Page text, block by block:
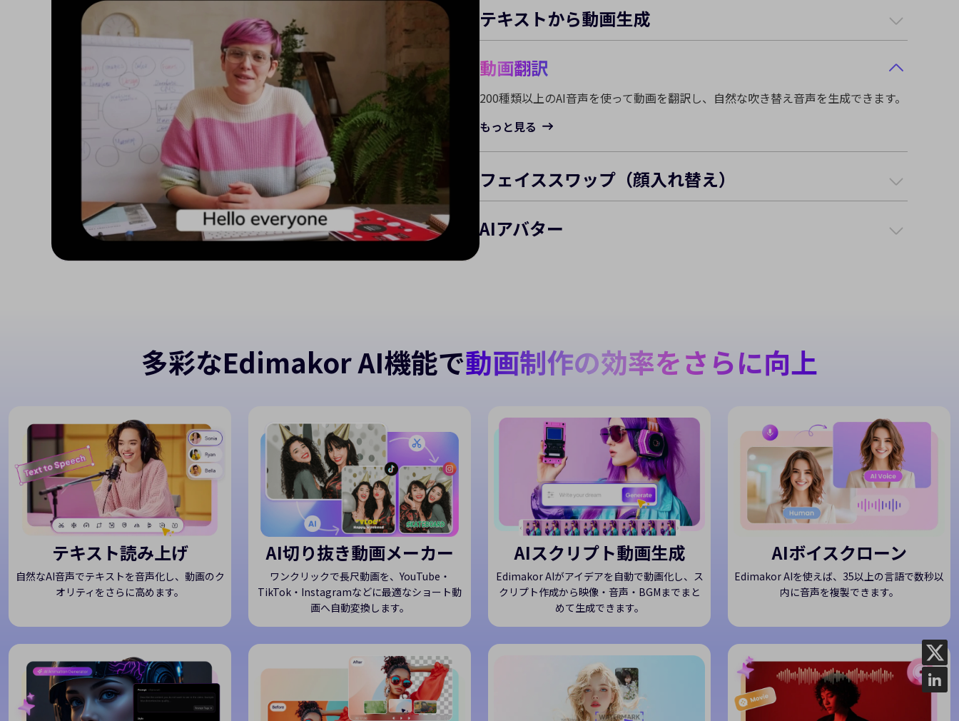
テキストから動画生成
動画翻訳
フェイススワップ（顔入れ替え）
AIを活用して、動画・画像・GIF内の1人または複数人の顔を簡単に入れ替えること
ができます。
もっと見る
AIアバター
多彩なEdimakor AI機能で動画制作の効率をさらに向上
テキスト読み上げ
自然なAI音声でテキストを音声化し、動画のク
オリティをさらに高めます。
AI切り抜き動画メーカー
ワンクリックで長尺動画を、YouTube・
TikTok・Instagramなどに最適なショート動
画へ自動変換します。
AIスクリプト動画生成
Edimakor AIがアイデアを自動で動画化し、ス
クリプト作成から映像・音声・BGMまでまと
めて生成できます。
AIボイスクローン
Edimakor AIを使えば、35以上の言語で数秒以
内に音声を複製できます。